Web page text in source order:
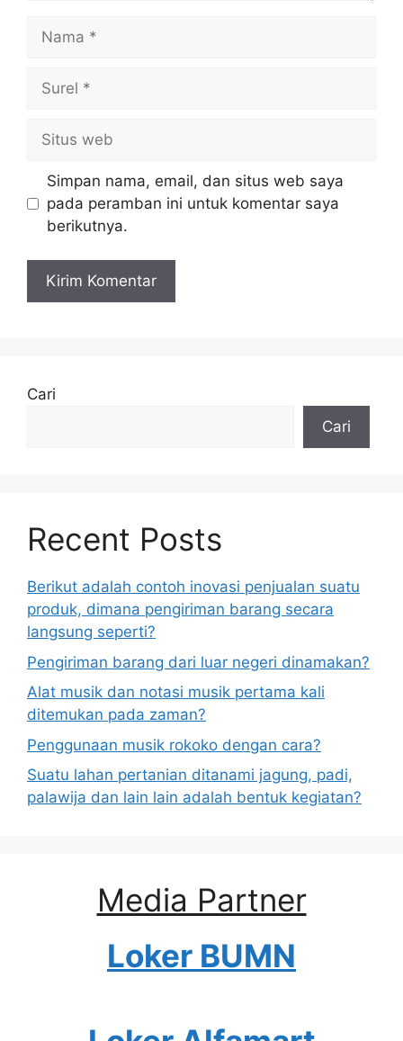
web
Simpan nama, email, dan situs web saya
pada peramban ini untuk komentar saya
berikutnya.
Cari
Cari
Recent Posts
Berikut adalah contoh inovasi penjualan suatu
produk, dimana pengiriman barang secara
langsung seperti?
Pengiriman barang dari luar negeri dinamakan?
Alat musik dan notasi musik pertama kali
ditemukan pada zaman?
Penggunaan musik rokoko dengan cara?
Suatu lahan pertanian ditanami jagung, padi,
palawija dan lain lain adalah bentuk kegiatan?
Media Partner
Loker BUMN